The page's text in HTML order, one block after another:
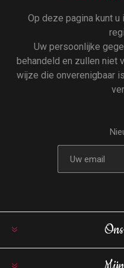
Op deze pagina kunt
Uw persoonlijke
behandeld en zullen niet
wijze die onverenigbaar